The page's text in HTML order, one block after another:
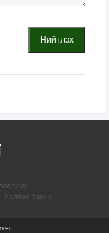
Нийтлэх
Холбоо барих